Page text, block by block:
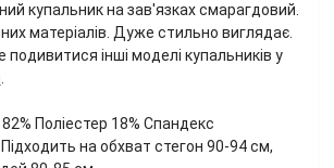
купальник на зав'язках смарагдовий.
матеріалів. Дуже стильно виглядає.
інші моделі купальників у
82% Поліестер 18% Спандекс
на обхват стегон 90-94 см,